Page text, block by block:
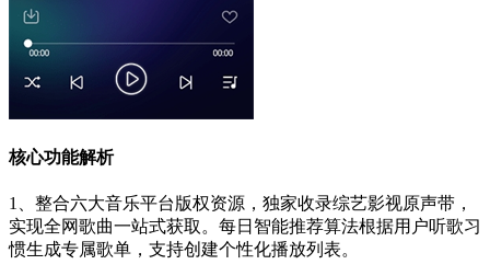
核心功能解析
1、整合六大音乐平台版权资源，独家收录综艺影视原声带，
实现全网歌曲一站式获取。每日智能推荐算法根据用户听歌习
惯生成专属歌单，支持创建个性化播放列表。